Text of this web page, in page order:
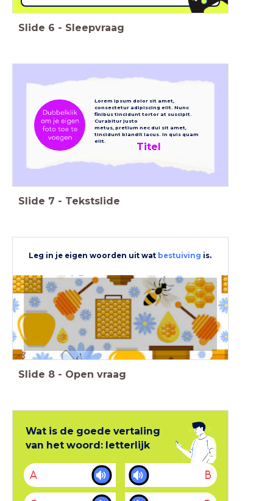
Slide 6 - Sleepvraag
Titel
Lorem ipsum dolor sit amet,
consectetur adipiscing elit. Nunc
finibus tincidunt tortor at suscipit.
Curabitur justo
metus, pretium nec dui sit amet,
tincidunt blandit lacus. In quis quam
elit.
Slide 7 - Tekstslide
Leg in je eigen woorden uit wat bestuiving is.
Slide 8 - Open vraag
Wat is de goede vertaling
van het woord: letterlijk
A B